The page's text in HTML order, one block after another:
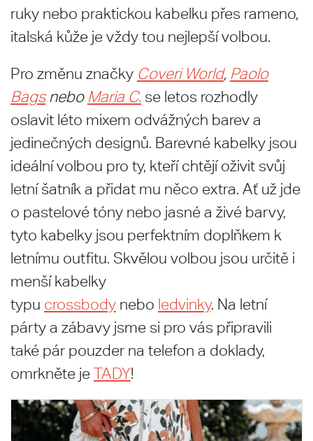
ruky nebo praktickou kabelku přes rameno,
italská kůže je vždy tou nejlepší volbou.
Pro změnu značky Coveri World, Paolo
Bagsnebo Maria C. se letos rozhodly
oslavit léto mixem odvážných barev a
jedinečných designů. Barevné kabelky jsou
ideální volbou pro ty, kteří chtějí oživit svůj
letní šatník a přidat mu něco extra. Ať už jde
o pastelové tóny nebo jasné a živé barvy,
tyto kabelky jsou perfektním doplňkem k
letnímu outfitu. Skvělou volbou jsou určitě i
menší kabelky
typu crossbody nebo ledvinky. Na letní
párty a zábavy jsme si pro vás připravili
také pár pouzder na telefon a doklady,
omrkněte je TADY!